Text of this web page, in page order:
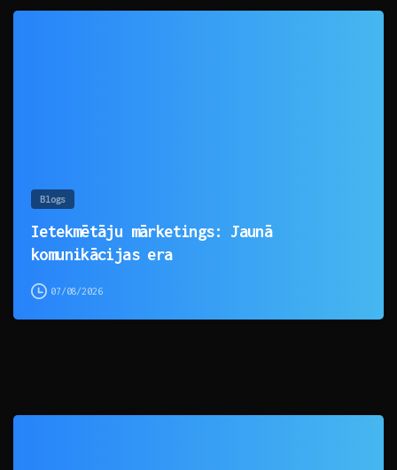
Blogs
Ietekmētāju mārketings: Jaunā
komunikācijas era
07/08/2026